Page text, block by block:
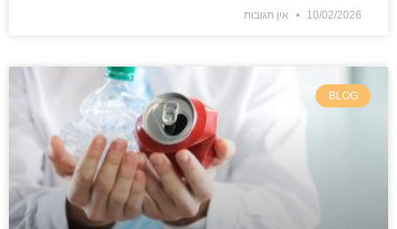
10/02/2026 אין תגובות
BLOG